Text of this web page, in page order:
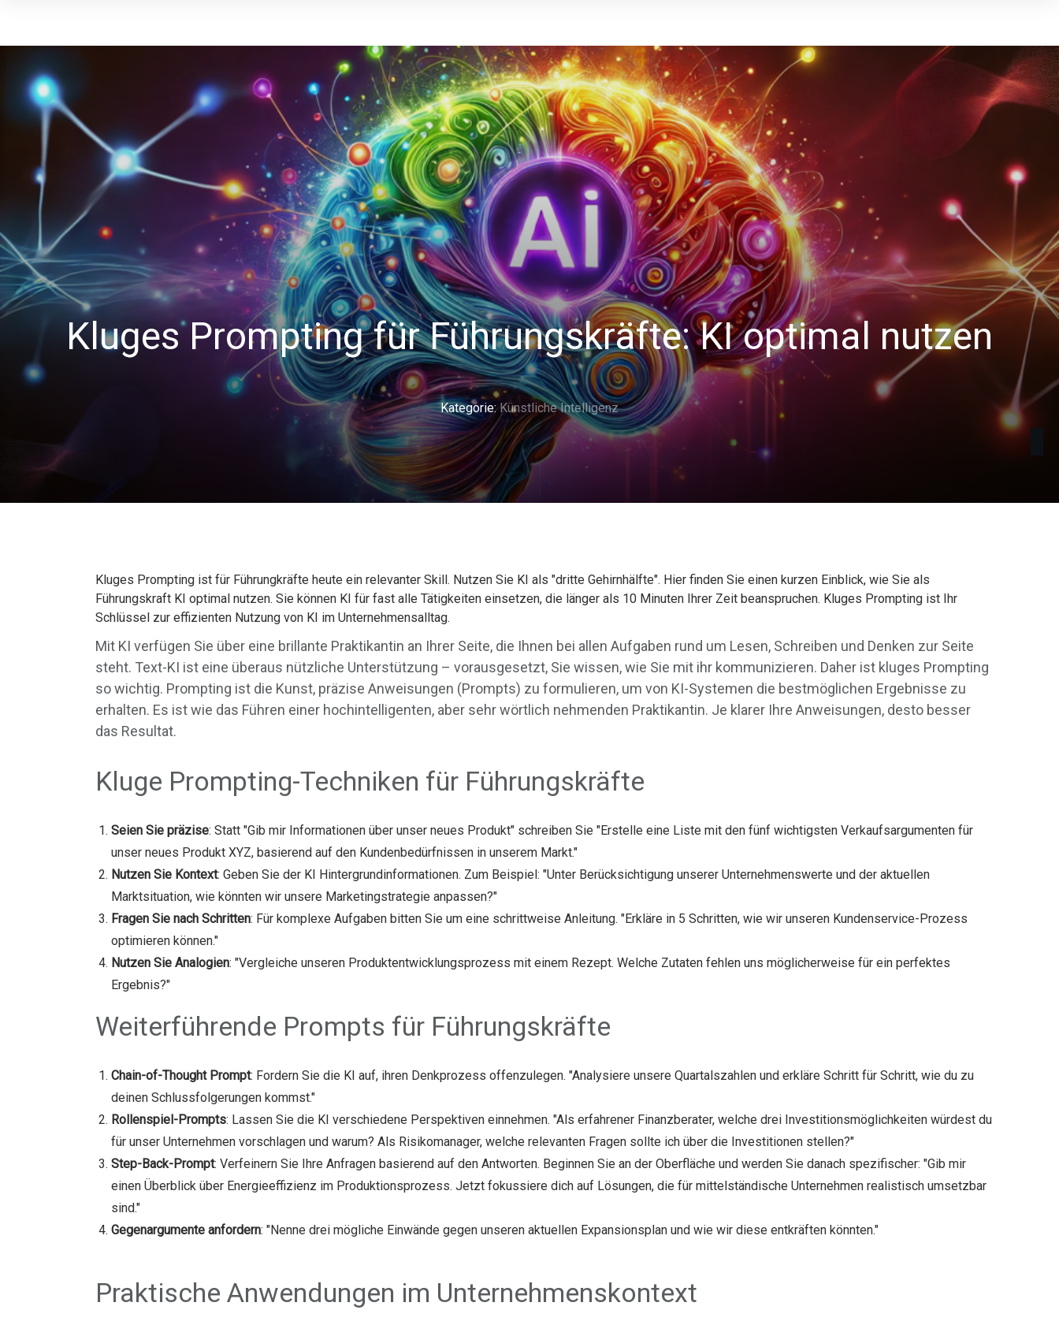
Kluges Prompting für Führungskräfte: KI optimal nutzen
Kategorie:Künstliche Intelligenz
Kluges Prompting ist für Führungkräfte heute ein relevanter Skill. Nutzen Sie KI als "dritte Gehirnhälfte". Hier finden Sie einen kurzen Einblick, wie Sie als
Führungskraft KI optimal nutzen. Sie können KI für fast alle Tätigkeiten einsetzen, die länger als 10 Minuten Ihrer Zeit beanspruchen. Kluges Prompting ist Ihr
Schlüssel zur effizienten Nutzung von KI im Unternehmensalltag.
Mit KI verfügen Sie über eine brillante Praktikantin an Ihrer Seite, die Ihnen bei allen Aufgaben rund um Lesen, Schreiben und Denken zur Seite
steht. Text-KI ist eine überaus nützliche Unterstützung – vorausgesetzt, Sie wissen, wie Sie mit ihr kommunizieren. Daher ist kluges Prompting
so wichtig. Prompting ist die Kunst, präzise Anweisungen (Prompts) zu formulieren, um von KI-Systemen die bestmöglichen Ergebnisse zu
erhalten. Es ist wie das Führen einer hochintelligenten, aber sehr wörtlich nehmenden Praktikantin. Je klarer Ihre Anweisungen, desto besser
das Resultat.
Kluge Prompting-Techniken für Führungskräfte
Seien Sie präzise: Statt "Gib mir Informationen über unser neues Produkt" schreiben Sie "Erstelle eine Liste mit den fünf wichtigsten Verkaufsargumenten für
unser neues Produkt XYZ, basierend auf den Kundenbedürfnissen in unserem Markt."
Nutzen Sie Kontext: Geben Sie der KI Hintergrundinformationen. Zum Beispiel: "Unter Berücksichtigung unserer Unternehmenswerte und der aktuellen
Marktsituation, wie könnten wir unsere Marketingstrategie anpassen?"
Fragen Sie nach Schritten: Für komplexe Aufgaben bitten Sie um eine schrittweise Anleitung. "Erkläre in 5 Schritten, wie wir unseren Kundenservice-Prozess
optimieren können."
Nutzen Sie Analogien: "Vergleiche unseren Produktentwicklungsprozess mit einem Rezept. Welche Zutaten fehlen uns möglicherweise für ein perfektes
Ergebnis?"
Weiterführende Prompts für Führungskräfte
Chain-of-Thought Prompt: Fordern Sie die KI auf, ihren Denkprozess offenzulegen. "Analysiere unsere Quartalszahlen und erkläre Schritt für Schritt, wie du zu
deinen Schlussfolgerungen kommst."
Rollenspiel-Prompts: Lassen Sie die KI verschiedene Perspektiven einnehmen. "Als erfahrener Finanzberater, welche drei Investitionsmöglichkeiten würdest du
für unser Unternehmen vorschlagen und warum? Als Risikomanager, welche relevanten Fragen sollte ich über die Investitionen stellen?"
Step-Back-Prompt: Verfeinern Sie Ihre Anfragen basierend auf den Antworten. Beginnen Sie an der Oberfläche und werden Sie danach spezifischer: "Gib mir
einen Überblick über Energieeffizienz im Produktionsprozess. Jetzt fokussiere dich auf Lösungen, die für mittelständische Unternehmen realistisch umsetzbar
sind."
Gegenargumente anfordern: "Nenne drei mögliche Einwände gegen unseren aktuellen Expansionsplan und wie wir diese entkräften könnten."
Praktische Anwendungen im Unternehmenskontext